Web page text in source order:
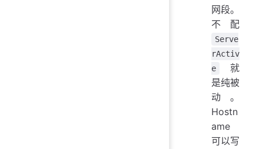
网段。
不配
Serve
rActiv
e
就
是纯被
动。
Hostn
ame
可以写